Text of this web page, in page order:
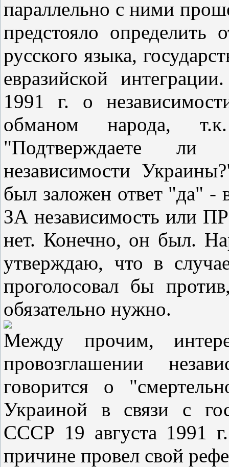
параллельно с ними
предстояло определить
русского языка,
евразийской
1991 г. о
обманом народа,
"Подтверждаете
независимости
был заложен ответ "да" -
ЗА независимость или
нет. Конечно, он был.
утверждаю, что в
проголосовал бы
обязательно нужно.
Между прочим,
провозглашении
говорится о
Украиной в связи с
СССР 19 августа 1991
причине провел свой